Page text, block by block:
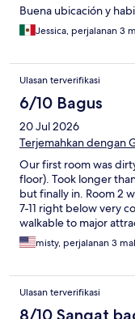
Buena ubicación y
Jessica, perjalanan 3
Ulasan terverifikasi
6/10 Bagus
20 Jul 2026
Terjemahkan dengan
Our first room was
floor). Took longer
but finally in. Room 2
7-11 right below very
walkable to major
room was a plus.
misty, perjalanan 3
Ulasan terverifikasi